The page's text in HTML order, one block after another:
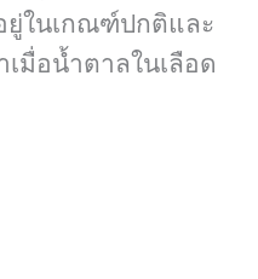
ยู่ในเกณฑ์ปกติและ
มื่อน้ำตาลในเลือด